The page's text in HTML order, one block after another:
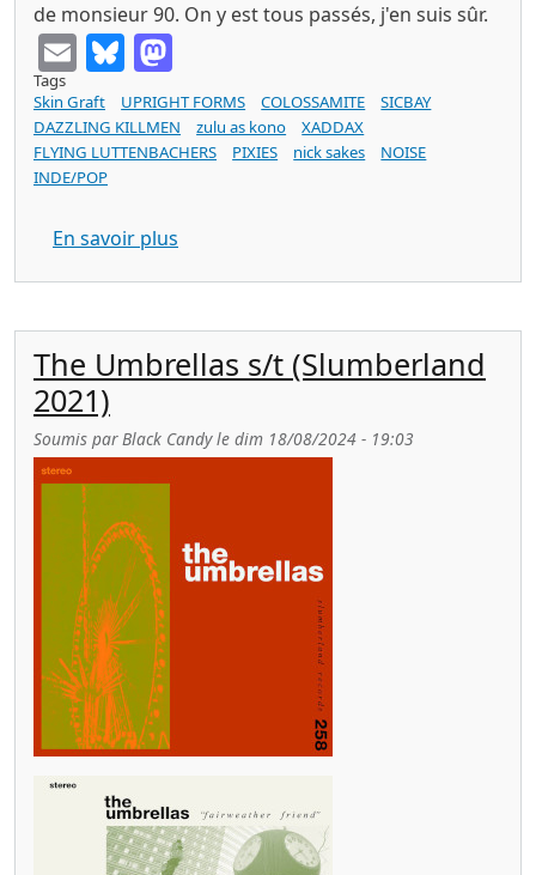
de monsieur 90. On y est tous passés, j'en suis sûr.
EmailBluesky
Tags
Skin Graft
UPRIGHT FORMS COLOSSAMITE
SICBAY
DAZZLING KILLMEN
zulu as kono
XADDAX
FLYING LUTTENBACHERS
PIXIES nick sakes
NOISE
INDE/POP
En savoir plus
The Umbrellas s/t (Slumberland
2021)
Soumis parBlack Candyle dim 18/08/2024 - 19:03